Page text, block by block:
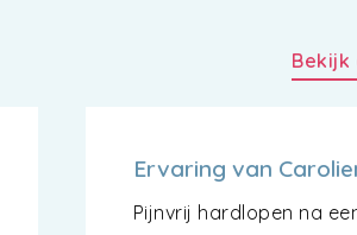
Ervaring van
Pijnvrij hardlopen na